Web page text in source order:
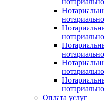
Оплата услуг